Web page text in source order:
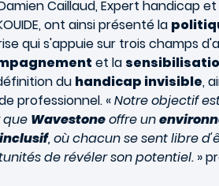
Caillaud, Expert handicap
ont ainsi présenté la
qui s'appuie sur trois champs
et la
du handicap invisible,
professionnel. «Notre objectif
Wavestoneoffre un
inclusif, où chacun se sent libre
de révéler son potentiel. »